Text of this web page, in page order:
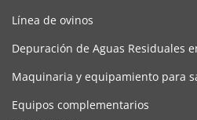
Línea de ovinos
Depuración de Aguas Residuales
Maquinaria y equipamiento para
Equipos complementarios